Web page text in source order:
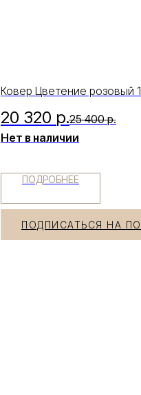
Ковер Цветение розовый
20 320 р.25 400 р.
Нет в наличии
ПОДРОБНЕЕ
ПОДПИСАТЬСЯ НА